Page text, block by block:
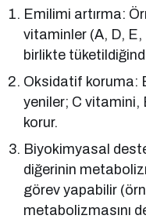
Emilimi artırma:
vitaminler (A, D,
birlikte
Oksidatif koruma:
yeniler; C
korur.
Biyokimyasal
diğerinin
görev yapabilir
metabolizmasını